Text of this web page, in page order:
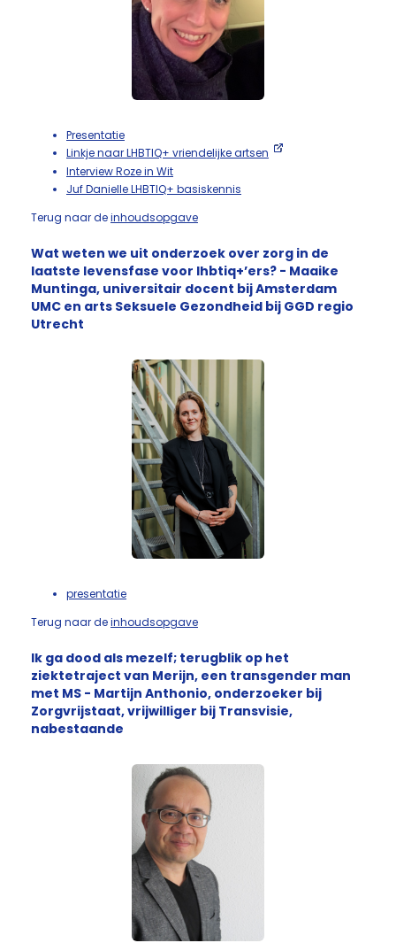
Presentatie
Linkje naar LHBTIQ+ vriendelijke artsen
Interview Roze in Wit
Juf Danielle LHBTIQ+ basiskennis
Terug naar deinhoudsopgave
Wat weten we uit onderzoek over zorg in de
laatste levensfase voor lhbtiq+’ers? - Maaike
Muntinga, universitair docent bij Amsterdam
UMC en arts Seksuele Gezondheid bij GGD regio
Utrecht
presentatie
Terug naar deinhoudsopgave
Ik ga dood als mezelf; terugblik op het
ziektetraject van Merijn, een transgender man
met MS - Martijn Anthonio, onderzoeker bij
Zorgvrijstaat, vrijwilliger bij Transvisie,
nabestaande